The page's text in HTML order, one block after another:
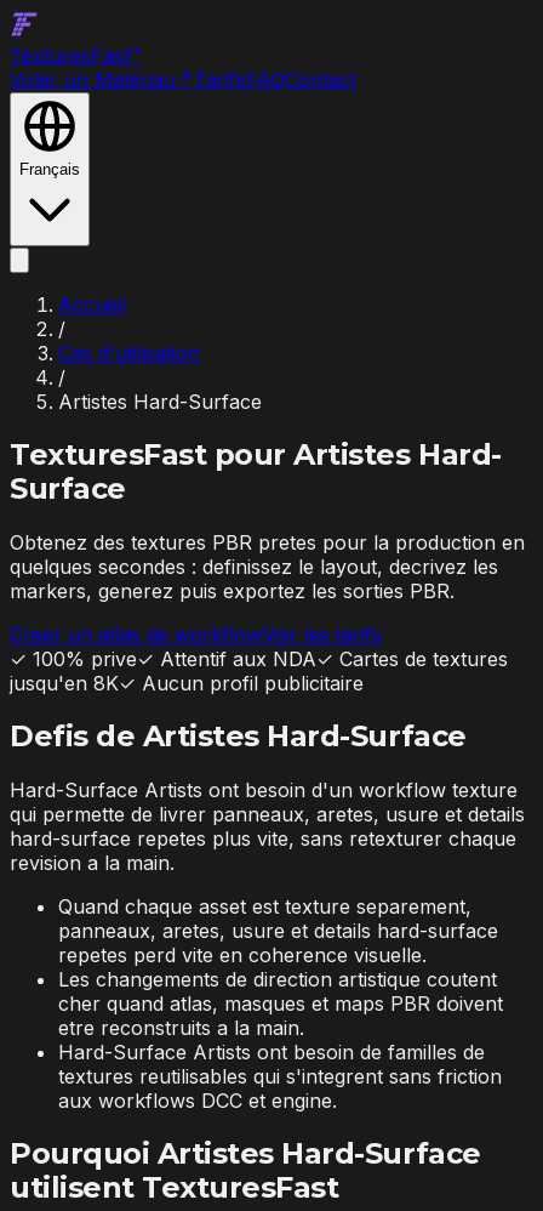
TexturesFast™
Voler un Matériau ↗ TarifsFAQContact
Français
Accueil
/
Cas d'utilisation
/
Artistes Hard-Surface
TexturesFast pourArtistes Hard-
Surface
Obtenez des textures PBR pretes pour la production en
quelques secondes : definissez le layout, decrivez les
markers, generez puis exportez les sorties PBR.
Creer un atlas de workflowVoir les tarifs
✓ 100% prive✓ Attentif aux NDA✓ Cartes de textures
jusqu'en 8K✓ Aucun profil publicitaire
Defis de Artistes Hard-Surface
Hard-Surface Artists ont besoin d'un workflow texture
qui permette de livrer panneaux, aretes, usure et details
hard-surface repetes plus vite, sans retexturer chaque
revision a la main.
Quand chaque asset est texture separement,
panneaux, aretes, usure et details hard-surface
repetes perd vite en coherence visuelle.
Les changements de direction artistique coutent
cher quand atlas, masques et maps PBR doivent
etre reconstruits a la main.
Hard-Surface Artists ont besoin de familles de
textures reutilisables qui s'integrent sans friction
aux workflows DCC et engine.
Pourquoi Artistes Hard-Surface
utilisent TexturesFast